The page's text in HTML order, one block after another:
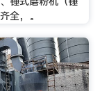
全，。